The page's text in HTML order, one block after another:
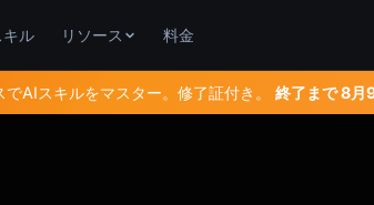
キル リソース 料金
AIスキルをマスター。修了証付き。 終了まで8月